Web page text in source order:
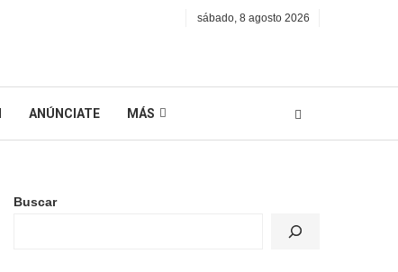
sábado, 8 agosto 2026
ANÚNCIATE MÁS
Buscar